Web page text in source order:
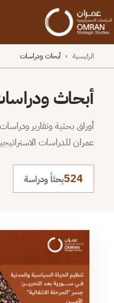
الرئيسية › أبحاث ودراسات
أبحاث
أوراق بحثية وتقارير
عمران للدراسات
524بحثاً ودراسة